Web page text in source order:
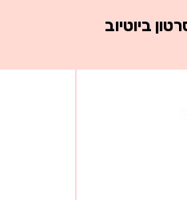
ביוטיוב